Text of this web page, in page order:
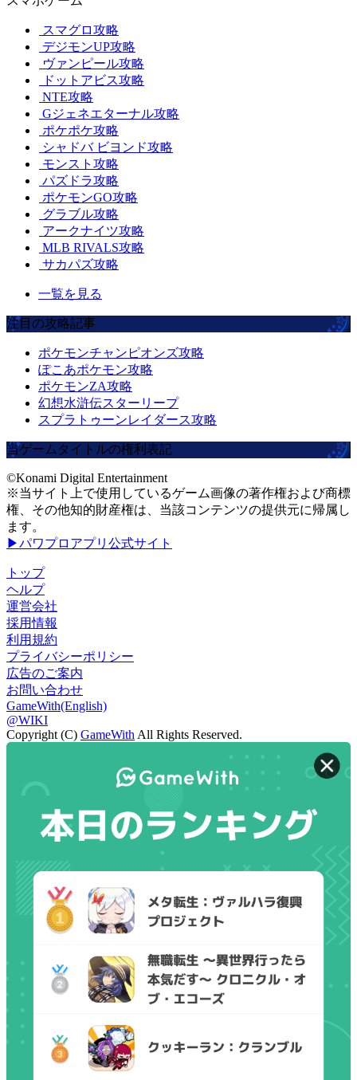
スマグロ攻略
デジモンUP攻略
ヴァンピール攻略
ドットアビス攻略
NTE攻略
Gジェネエターナル攻略
ポケポケ攻略
シャドバ ビヨンド攻略
モンスト攻略
パズドラ攻略
ポケモンGO攻略
グラブル攻略
アークナイツ攻略
MLB RIVALS攻略
サカパズ攻略
一覧を見る
注目の攻略記事
ポケモンチャンピオンズ攻略
ぽこあポケモン攻略
ポケモンZA攻略
幻想水滸伝スターリープ
スプラトゥーンレイダース攻略
当ゲームタイトルの権利表記
©Konami Digital Entertainment
※当サイト上で使用しているゲーム画像の著作権および商標
権、その他知的財産権は、当該コンテンツの提供元に帰属し
ます。
▶パワプロアプリ公式サイト
トップ
ヘルプ
運営会社
採用情報
利用規約
プライバシーポリシー
広告のご案内
お問い合わせ
GameWith(English)
@WIKI
Copyright (C) GameWith All Rights Reserved.